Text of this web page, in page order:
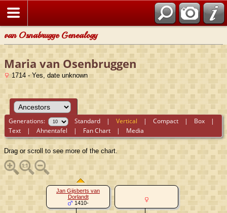
van Osnabrugge Genealogy
Maria van Osenbruggen
1714 - Yes, date unknown
Generations: Standard |Vertical |Compact | Box |
Text |Ahnentafel | Fan Chart | Media
Drag or scroll to see more of the chart.
Jan Gijsberts van
Dorlandt
1410-